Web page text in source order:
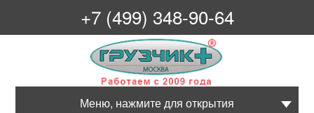
+7 (499) 348-90-64
Грузчик+
Меню, нажмите для открытия